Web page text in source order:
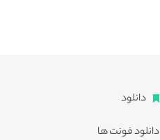
دانلود
دانلود فونت ها